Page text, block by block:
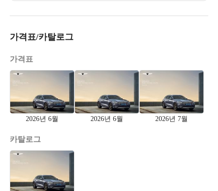
가격표/카탈로그
가격표
2026년 6월 2026년 6월 2026년 7월
카탈로그